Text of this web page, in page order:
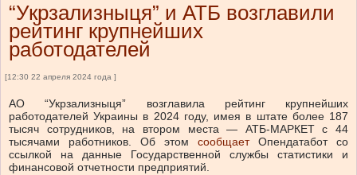
“Укрзализныця” и АТБ возглавили
рейтинг крупнейших
работодателей
[12:30 22 апреля 2024 года ]
АО “Укрзализныця” возглавила рейтинг крупнейших
работодателей Украины в 2024 году, имея в штате более 187
тысяч сотрудников, на втором места — АТБ-МАРКЕТ с 44
тысячами работников.
Об этом сообщаетОпендатабот со
ссылкой на данные Государственной службы статистики и
финансовой отчетности предприятий.